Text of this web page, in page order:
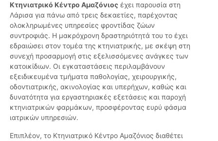
Κτηνιατρικό Κέντρο Αμαζόνιος έχει παρουσία στη
Λάρισα για πάνω από τρεις δεκαετίες, παρέχοντας
ολοκληρωμένες υπηρεσίες φροντίδας ζώων
συντροφιάς. Η μακρόχρονη δραστηριότητά του το έχει
εδραιώσει στον τομέα της κτηνιατρικής, με σκέψη στη
συνεχή προσαρμογή στις εξελισσόμενες ανάγκες των
κατοικίδιων. Οι εγκαταστάσεις περιλαμβάνουν
εξειδικευμένα τμήματα παθολογίας, χειρουργικής,
οδοντιατρικής, ακινολογίας και υπερήχων, καθώς και
δυνατότητα για εργαστηριακές εξετάσεις και παροχή
κτηνιατρικών φαρμάκων, προσφέροντας ευρύ φάσμα
ιατρικών υπηρεσιών.
Επιπλέον, το Κτηνιατρικό Κέντρο Αμαζόνιος διαθέτει